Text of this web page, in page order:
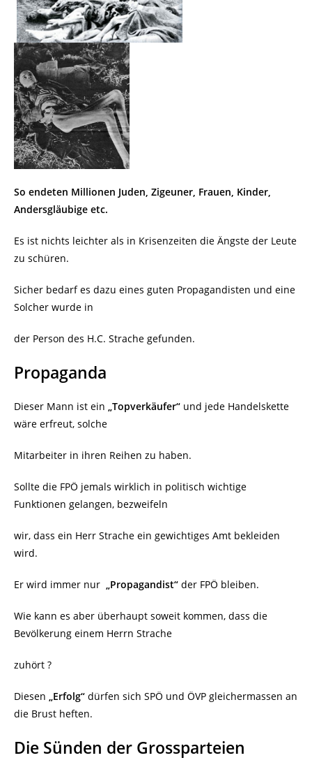
So endeten Millionen Juden, Zigeuner, Frauen, Kinder,
Andersgläubige etc.
Es ist nichts leichter als in Krisenzeiten die Ängste der Leute
zu schüren.
Sicher bedarf es dazu eines guten Propagandisten und eine
Solcher wurde in
der Person des H.C. Strache gefunden.
Propaganda
Dieser Mann ist ein „Topverkäufer“ und jede Handelskette
wäre erfreut, solche
Mitarbeiter in ihren Reihen zu haben.
Sollte die FPÖ jemals wirklich in politisch wichtige
Funktionen gelangen, bezweifeln
wir, dass ein Herr Strache ein gewichtiges Amt bekleiden
wird.
Er wird immer nur „Propagandist“ der FPÖ bleiben.
Wie kann es aber überhaupt soweit kommen, dass die
Bevölkerung einem Herrn Strache
zuhört ?
Diesen „Erfolg“ dürfen sich SPÖ und ÖVP gleichermassen an
die Brust heften.
Die Sünden der Grossparteien